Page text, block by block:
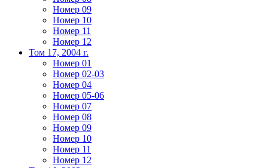
Номер 09
Номер 10
Номер 11
Номер 12
Том 17, 2004 г.
Номер 01
Номер 02-03
Номер 04
Номер 05-06
Номер 07
Номер 08
Номер 09
Номер 10
Номер 11
Номер 12